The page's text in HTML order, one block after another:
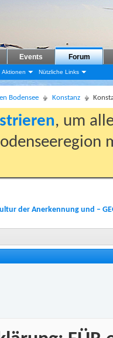
Events Forum
Aktionen Nützliche Links
Bodensee Konstanz
, um
der Anerkennung und –